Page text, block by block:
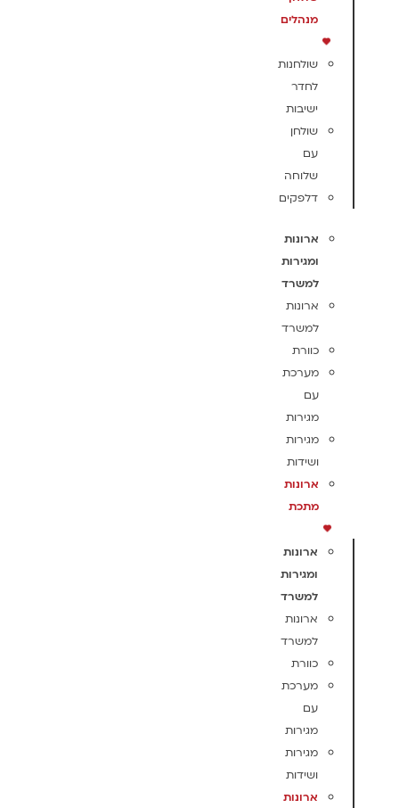
מנהלים
שולחנות
לחדר
ישיבות
שולחן
עם
שלוחה
דלפקים
ארונות
ומגירות
למשרד
ארונות
למשרד
כוורת
מערכת
עם
מגירות
מגירות
ושידות
ארונות
מתכת
ארונות
ומגירות
למשרד
ארונות
למשרד
כוורת
מערכת
עם
מגירות
מגירות
ושידות
ארונות